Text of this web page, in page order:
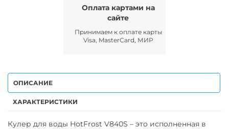
Оплата картами на
сайте
Принимаем к оплате карты
Visa, MasterCard, МИР
ОПИСАНИЕ
ХАРАКТЕРИСТИКИ
Кулер для воды HotFrost V840S – это исполненная в